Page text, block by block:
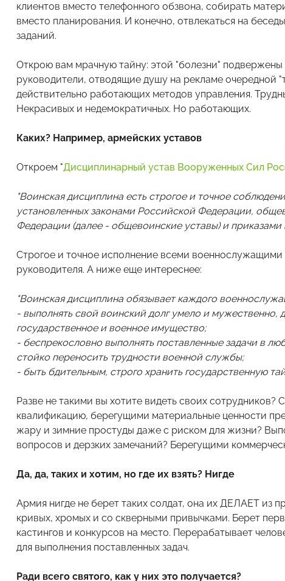
клиентов вместо телефонного обзвона, собирать
вместо планирования. И конечно, отвлекаться на
заданий.
Открою вам мрачную тайну: этой "болезни"
руководители, отводящие душу на рекламе очередной
действительно работающих методов управления.
Некрасивых и недемократичных. Но работающих.
Каких? Например, армейских уставов
Откроем "Дисциплинарный устав Вооруженных Сил
"Воинская дисциплина есть строгое и точное
установленных законами Российской Федерации,
Федерации (далее - общевоинские уставы) и приказами
Строгое и точное исполнение всеми
руководителя. А ниже еще интереснее:
"Воинская дисциплина обязывает каждого
- выполнять свой воинский долг умело и мужественно,
государственное и военное имущество;
- беспрекословно выполнять поставленные задачи в
стойко переносить трудности военной службы;
- быть бдительным, строго хранить государственную
Разве не такими вы хотите видеть своих
квалификацию, берегущими материальные ценности
жару и зимние простуды даже с риском для жизни?
вопросов и дерзких замечаний? Берегущими
Да, да, таких и хотим, но где их взять? Нигде
Армия нигде не берет таких солдат, она их ДЕЛАЕТ из
кривых, хромых и со скверными привычками. Берет
кастингов и конкурсов на место. Перерабатывает
для выполнения поставленных задач.
Ради всего святого, как у них это получается?